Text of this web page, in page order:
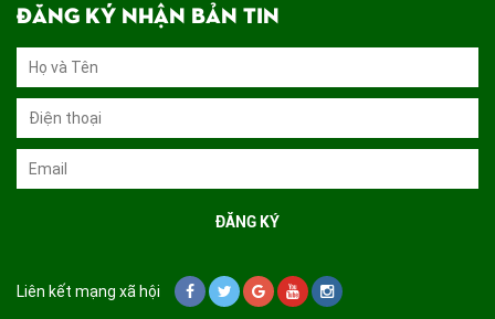
ĐĂNG KÝ NHẬN BẢN TIN
Liên kết mạng xã hội